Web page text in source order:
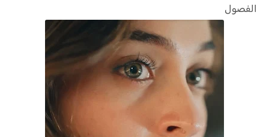
الفصول